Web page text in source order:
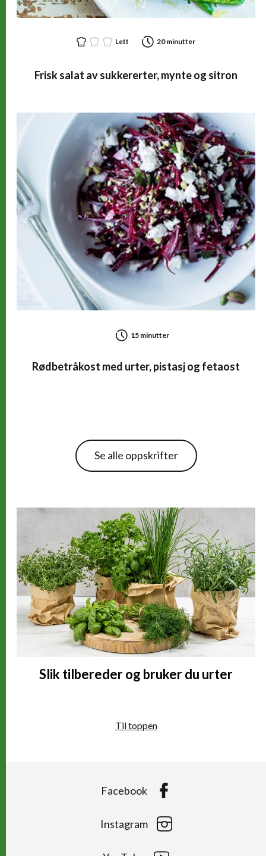
Lett 20 minutter
Frisk salat av sukkererter, mynte og sitron
15 minutter
Rødbetråkost med urter, pistasj og fetaost
Se alle oppskrifter
Relaterte artikler
Slik tilbereder og bruker du urter
Til toppen
Facebook
Instagram